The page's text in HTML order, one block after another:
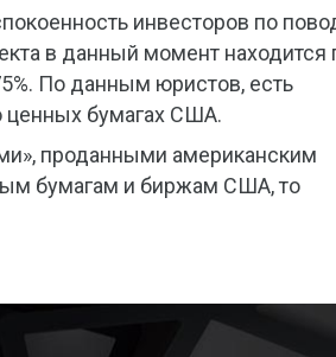
инвесторов по
в данный момент находится
По данным юристов, есть
ценных бумагах США.
проданными американским
бумагам и биржам США, то